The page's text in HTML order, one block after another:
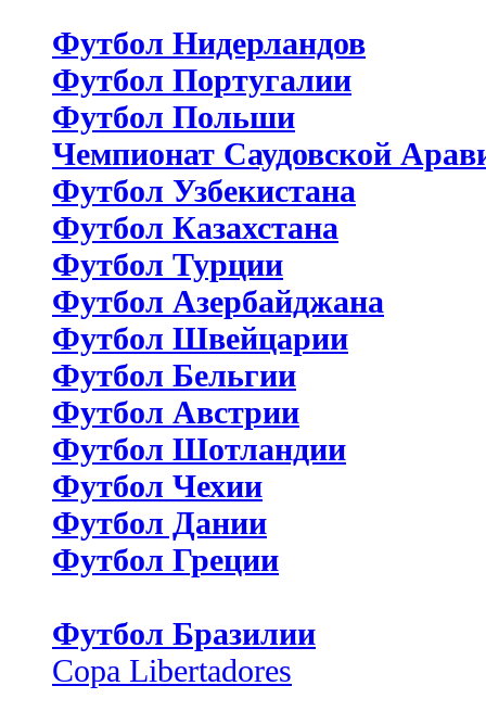
Футбол Нидерландов
Футбол Португалии
Футбол Польши
Чемпионат Саудовской
Футбол Узбекистана
Футбол Казахстана
Футбол Турции
Футбол Азербайджана
Футбол Швейцарии
Футбол Бельгии
Футбол Австрии
Футбол Шотландии
Футбол Чехии
Футбол Дании
Футбол Греции
Футбол Бразилии
Copa Libertadores